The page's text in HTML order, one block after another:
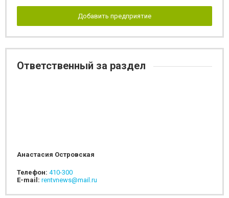
Добавить предприятие
Ответственный за раздел
Анастасия Островская
Телефон: 410-300
E-mail: rentvnews@mail.ru